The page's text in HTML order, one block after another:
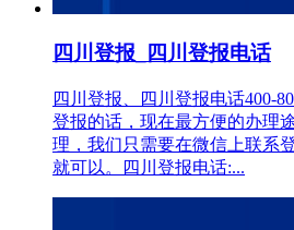
四川登报_四川登报电话
四川登报、四川登报电话400-
登报的话，现在最方便的办理
理，我们只需要在微信上联系
就可以。四川登报电话:...